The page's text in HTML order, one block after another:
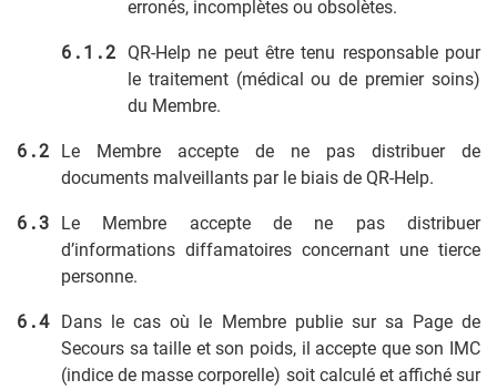
erronés, incomplètes ou obsolètes.
QR-Help ne peut être tenu responsable pour
le traitement (médical ou de premier soins)
du Membre.
Le Membre accepte de ne pas distribuer de
documents malveillants par le biais de QR-Help.
Le Membre accepte de ne pas distribuer
d’informations diffamatoires concernant une tierce
personne.
Dans le cas où le Membre publie sur sa Page de
Secours sa taille et son poids, il accepte que son IMC
(indice de masse corporelle) soit calculé et affiché sur